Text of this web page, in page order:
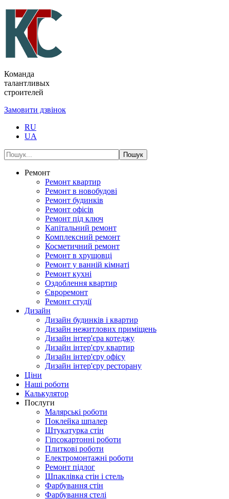
Команда
талантливых
строителей
Замовити дзвінок
RU
UA
Пошук
Ремонт
Ремонт квартир
Ремонт в новобудові
Ремонт будинків
Ремонт офісів
Ремонт під ключ
Капітальний ремонт
Комплексний ремонт
Косметичний ремонт
Ремонт в хрущовці
Ремонт у ванній кімнаті
Ремонт кухні
Оздоблення квартир
Євроремонт
Ремонт студії
Дизайн
Дизайн будинків і квартир
Дизайн нежитлових приміщень
Дизайн інтер'єра котеджу
Дизайн інтер'єру квартир
Дизайн інтер'єру офісу
Дизайн інтер'єру ресторану
Ціни
Наші роботи
Калькулятор
Послуги
Малярські роботи
Поклейка шпалер
Штукатурка стін
Гіпсокартонні роботи
Плиткові роботи
Електромонтажні роботи
Ремонт підлог
Шпаклівка стін і стель
Фарбування стін
Фарбування стелі